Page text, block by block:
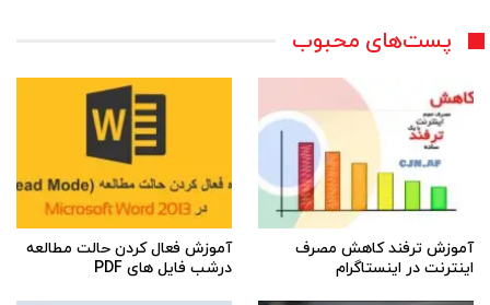
پست‌های محبوب
آموزش ترفند کاهش مصرف
اینترنت در اینستاگرام
آموزش فعال کردن حالت مطالعه
درشب فایل های PDF